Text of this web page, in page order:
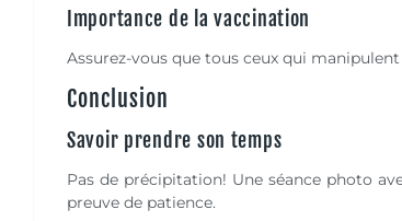
Importance de la vaccination
Assurez-vous que tous ceux qui
Conclusion
Savoir prendre son temps
Pas de précipitation! Une séance photo
preuve de patience.